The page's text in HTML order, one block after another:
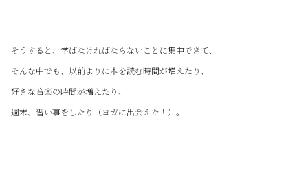
そうすると、学ばなければならないことに集中できて、
そんな中でも、以前よりに本を読む時間が増えたり、
好きな音楽の時間が増えたり、
週末、習い事をしたり（ヨガに出会えた！）。